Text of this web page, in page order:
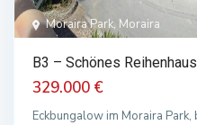
Moraira Park, Moraira
B3 – Schönes
329.000 €
Eckbungalow im Moraira